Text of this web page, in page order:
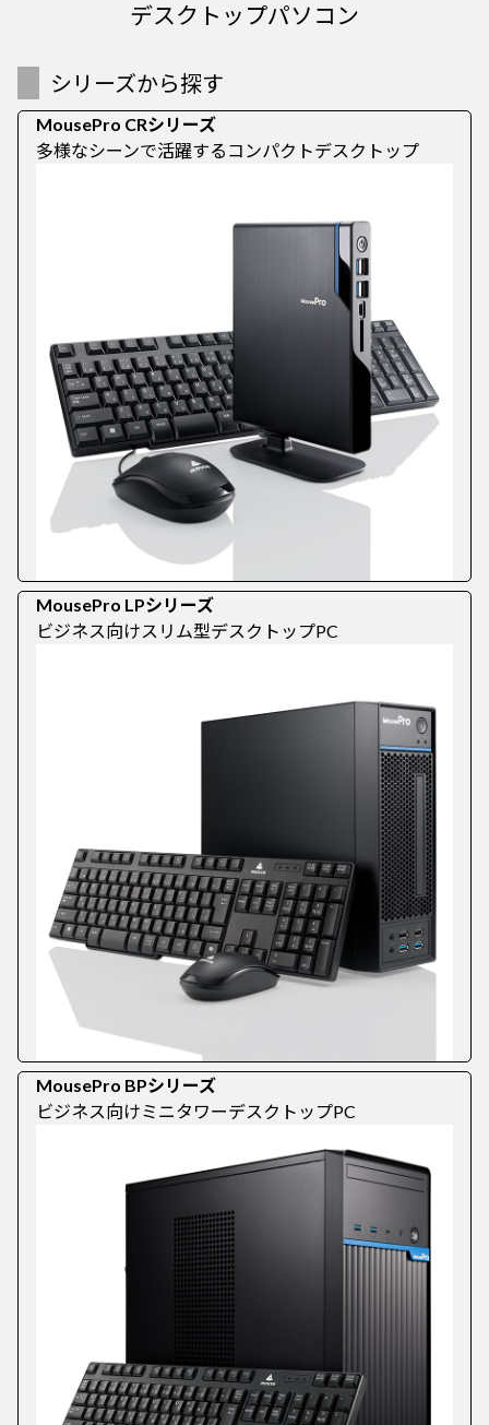
デスクトップパソコン
シリーズから探す
MousePro CRシリーズ
多様なシーンで活躍するコンパクトデスクトップ
MousePro LPシリーズ
ビジネス向けスリム型デスクトップPC
MousePro BPシリーズ
ビジネス向けミニタワーデスクトップPC